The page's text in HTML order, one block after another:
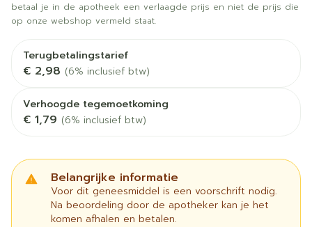
betaal je in de apotheek een verlaagde prijs en niet de prijs die
op onze webshop vermeld staat.
Terugbetalingstarief
€ 2,98 (6% inclusief btw)
Verhoogde tegemoetkoming
€ 1,79 (6% inclusief btw)
Belangrijke informatie
Voor dit geneesmiddel is een voorschrift nodig.
Na beoordeling door de apotheker kan je het
komen afhalen en betalen.